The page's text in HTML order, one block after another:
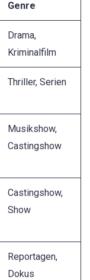
Genre
Drama,
Kriminalfilm
Thriller, Serien
Musikshow,
Castingshow
Castingshow,
Show
Reportagen,
Dokus